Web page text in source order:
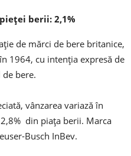
berii: 2,1%
de mărci de bere britanice,
1964, cu intenția expresă de
bere.
vânzarea variază în
din piața berii. Marca
Busch InBev.